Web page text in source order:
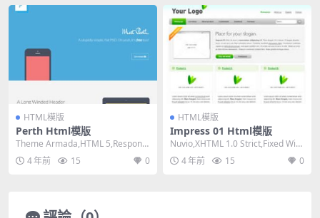
HTML模版
Perth Html模版
Theme Armada,HTML 5,Responsi
ve, 2 Column...
4 年前 15 0
HTML模版
Impress 01 Html模版
Nuvio,XHTML 1.0 Strict,Fixed Widt
h, Mixe...
4 年前 15 0